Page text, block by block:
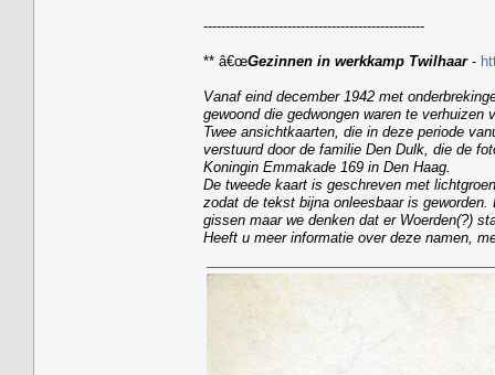
--------------------------------------------------
** â€œGezinnen in werkkamp Twilhaar-
Vanaf eind december 1942 met
gewoond die gedwongen waren te
Twee ansichtkaarten, die in deze periode
verstuurd door de familie Den Dulk, die de
Koningin Emmakade 169 in Den Haag.
De tweede kaart is geschreven met
zodat de tekst bijna onleesbaar is
gissen maar we denken dat er Woerden(?)
Heeft u meer informatie over deze namen,